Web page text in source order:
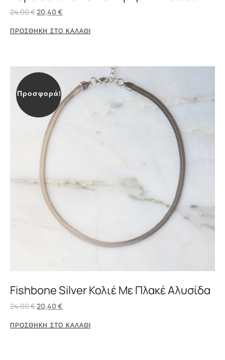
24,00€20,40€
ΠΡΟΣΘΗΚΗ ΣΤΟ ΚΑΛΑΘΙ
Προσφορά!
Fishbone Silver Κολιέ Με Πλακέ Αλυσίδα
24,00€20,40€
ΠΡΟΣΘΗΚΗ ΣΤΟ ΚΑΛΑΘΙ